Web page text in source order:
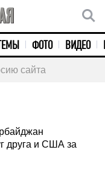
ТЕМЫ ФОТО ВИДЕО
сайта
друга и США за